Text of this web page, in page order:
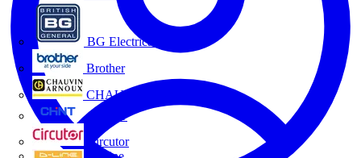
BG Electrical
Brother
CHAUVIN ARNOUX
CHINT
Circutor